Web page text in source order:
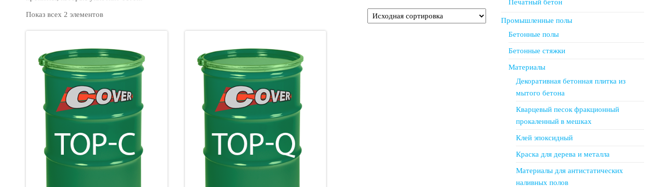
Показ всех 2 элементов
Печатный бетон
Промышленные полы
Бетонные полы
Бетонные стяжки
Материалы
Декоративная бетонная плитка из
мытого бетона
Кварцевый песок фракционный
прокаленный в мешках
Клей эпоксидный
Краска для дерева и металла
Материалы для антистатических
наливных полов